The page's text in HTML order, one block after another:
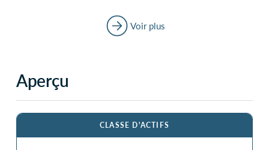
Voir plus
Aperçu
CLASSE D'ACTIFS